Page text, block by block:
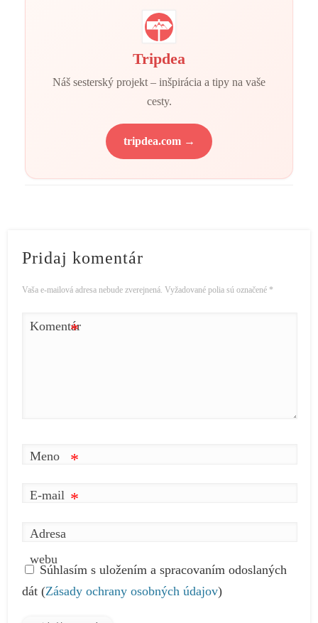
Tripdea
Náš sesterský projekt – inšpirácia a tipy na vaše
cesty.
tripdea.com →
Pridaj komentár
Vaša e-mailová adresa nebude zverejnená. Vyžadované polia sú označené *
Komentár
*
Meno *
E-mail *
Adresa
webu
Súhlasím s uložením a spracovaním odoslaných
dát (Zásady ochrany osobných údajov)